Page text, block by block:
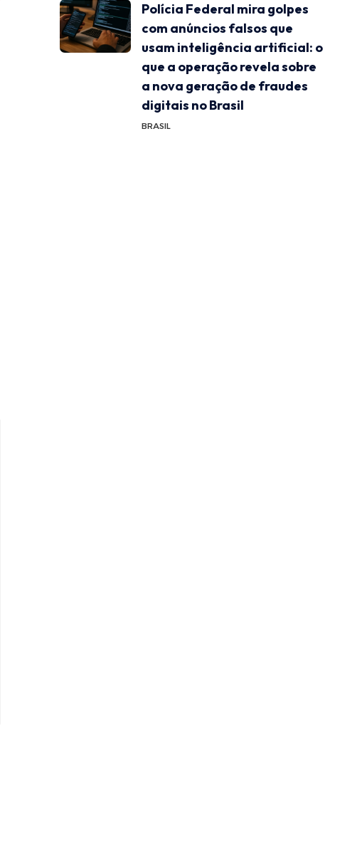
Polícia Federal mira golpes
com anúncios falsos que
usam inteligência artificial: o
que a operação revela sobre
a nova geração de fraudes
digitais no Brasil
BRASIL